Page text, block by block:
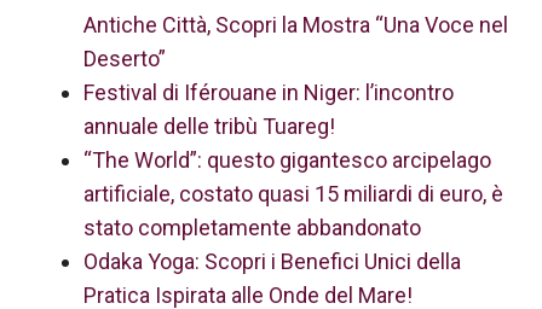
Antiche Città, Scopri la Mostra “Una Voce nel
Deserto”
Festival di Iférouane in Niger: l’incontro
annuale delle tribù Tuareg!
“The World”: questo gigantesco arcipelago
artificiale, costato quasi 15 miliardi di euro, è
stato completamente abbandonato
Odaka Yoga: Scopri i Benefici Unici della
Pratica Ispirata alle Onde del Mare!